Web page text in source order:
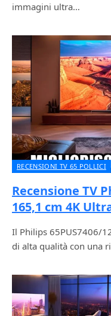
immagini ultra…
RECENSIONI TV 65 POLLICI
Recensione TV
165,1 cm 4K
Il Philips 65PUS7406/
di alta qualità con una